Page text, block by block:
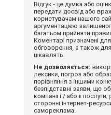
Відгук - це думка або
передати досвід або
користувачам нашого
аргументацією
багатьом прийняти
Коментарі призначені
обговорення, а також
цікавлять.
Не дозволяється:
лексики, погроз або
порівняння з іншими
безпідставні заяви, що
компанії і / або її
сторонні інтернет-
самореклама.